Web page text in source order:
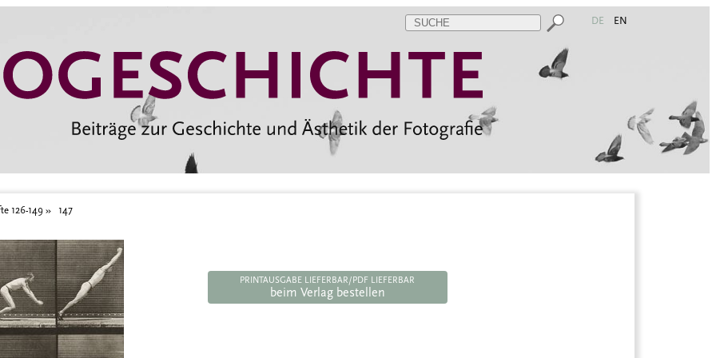
DE EN
126-149 147
PRINTAUSGABE LIEFERBAR/PDF LIEFERBAR
beim Verlag bestellen